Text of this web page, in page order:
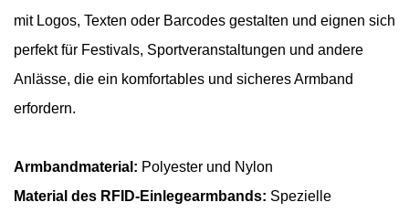
mit Logos, Texten oder Barcodes gestalten und eignen sich
perfekt für Festivals, Sportveranstaltungen und andere
Anlässe, die ein komfortables und sicheres Armband
erfordern.
Armbandmaterial: Polyester und Nylon
Material des RFID-Einlegearmbands: Spezielle